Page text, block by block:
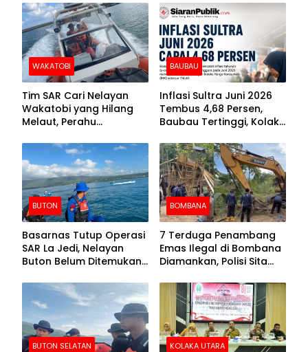
Barang Senilai Rp419,5
Juta
WAKATOBI
Tim SAR Cari Nelayan
Wakatobi yang Hilang
Melaut, Perahu
Kemasukan Air
BAUBAU
Inflasi Sultra Juni 2026
Tembus 4,68 Persen,
Baubau Tertinggi, Kolaka
BUTON
Basarnas Tutup Operasi
SAR La Jedi, Nelayan
Buton Belum Ditemukan
BOMBANA
7 Terduga Penambang
Emas Ilegal di Bombana
Diamankan, Polisi Sita
Crusher
BUTON SELATAN KOLAKA UTARA